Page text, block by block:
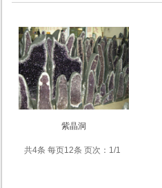
紫晶洞
共4条 每页12条 页次：1/1